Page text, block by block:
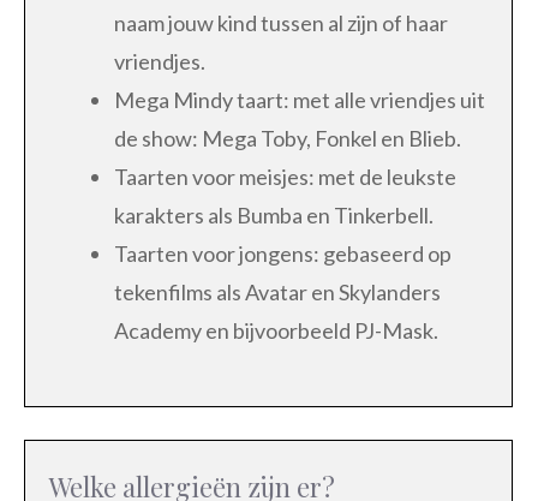
naam jouw kind tussen al zijn of haar
vriendjes.
Mega Mindy taart: met alle vriendjes uit
de show: Mega Toby, Fonkel en Blieb.
Taarten voor meisjes: met de leukste
karakters als Bumba en Tinkerbell.
Taarten voor jongens: gebaseerd op
tekenfilms als Avatar en Skylanders
Academy en bijvoorbeeld PJ-Mask.
Welke allergieën zijn er?